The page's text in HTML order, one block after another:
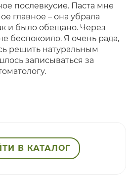
послевкусие. Паста мне
главное – она убрала
и было обещано. Через
беспокоило. Я очень рада,
решить натуральным
записываться за
В КАТАЛОГ